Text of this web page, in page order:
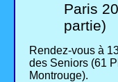
Paris
partie)
Rendez-vous à
des Seniors (61
Montrouge).